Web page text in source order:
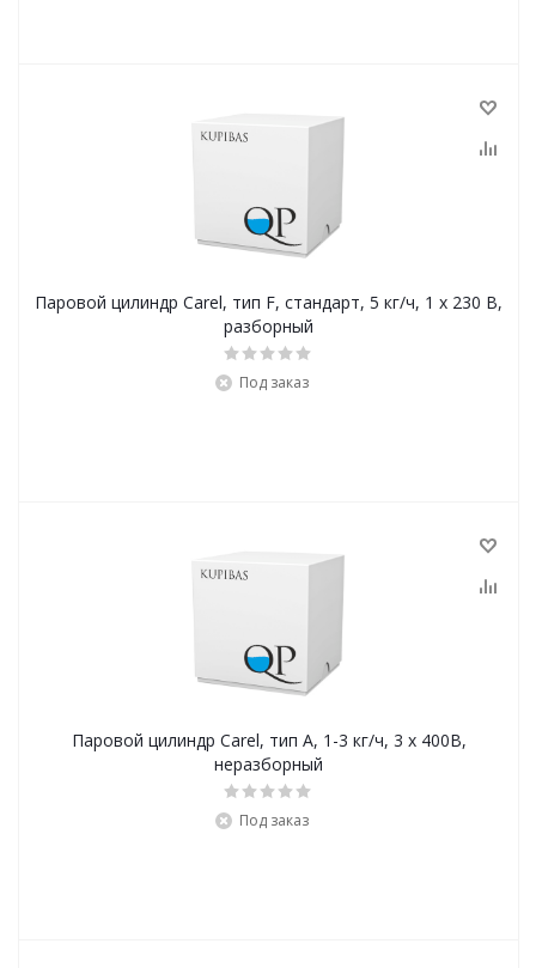
Паровой цилиндр Carel, тип F, стандарт, 5 кг/ч, 1 x 230 В,
разборный
Под заказ
Паровой цилиндр Carel, тип А, 1-3 кг/ч, 3 х 400В,
неразборный
Под заказ